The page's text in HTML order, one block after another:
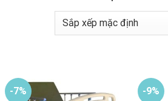
-7% -9%